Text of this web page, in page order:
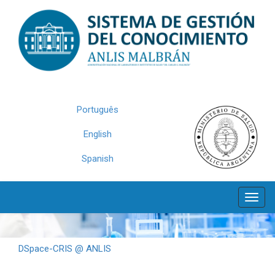
navigation
Português
English
Spanish
DSpace-CRIS @ ANLIS